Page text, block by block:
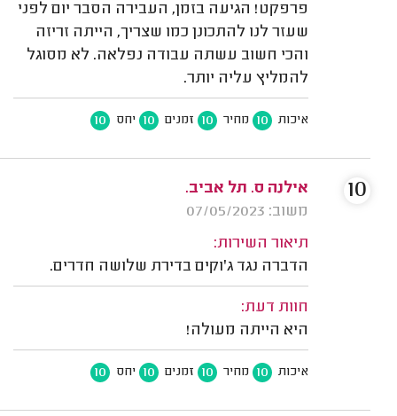
פרפקט! הגיעה בזמן, העבירה הסבר יום לפני
שעזר לנו להתכונן כמו שצריך, הייתה זריזה
והכי חשוב עשתה עבודה נפלאה. לא מסוגל
להמליץ עליה יותר.
איכות 10 מחיר 10 זמנים 10 יחס 10
אילנה ס. תל אביב.
משוב: 07/05/2023
תיאור השירות:
הדברה נגד ג'וקים בדירת שלושה חדרים.
חוות דעת:
היא הייתה מעולה!
איכות 10 מחיר 10 זמנים 10 יחס 10
10